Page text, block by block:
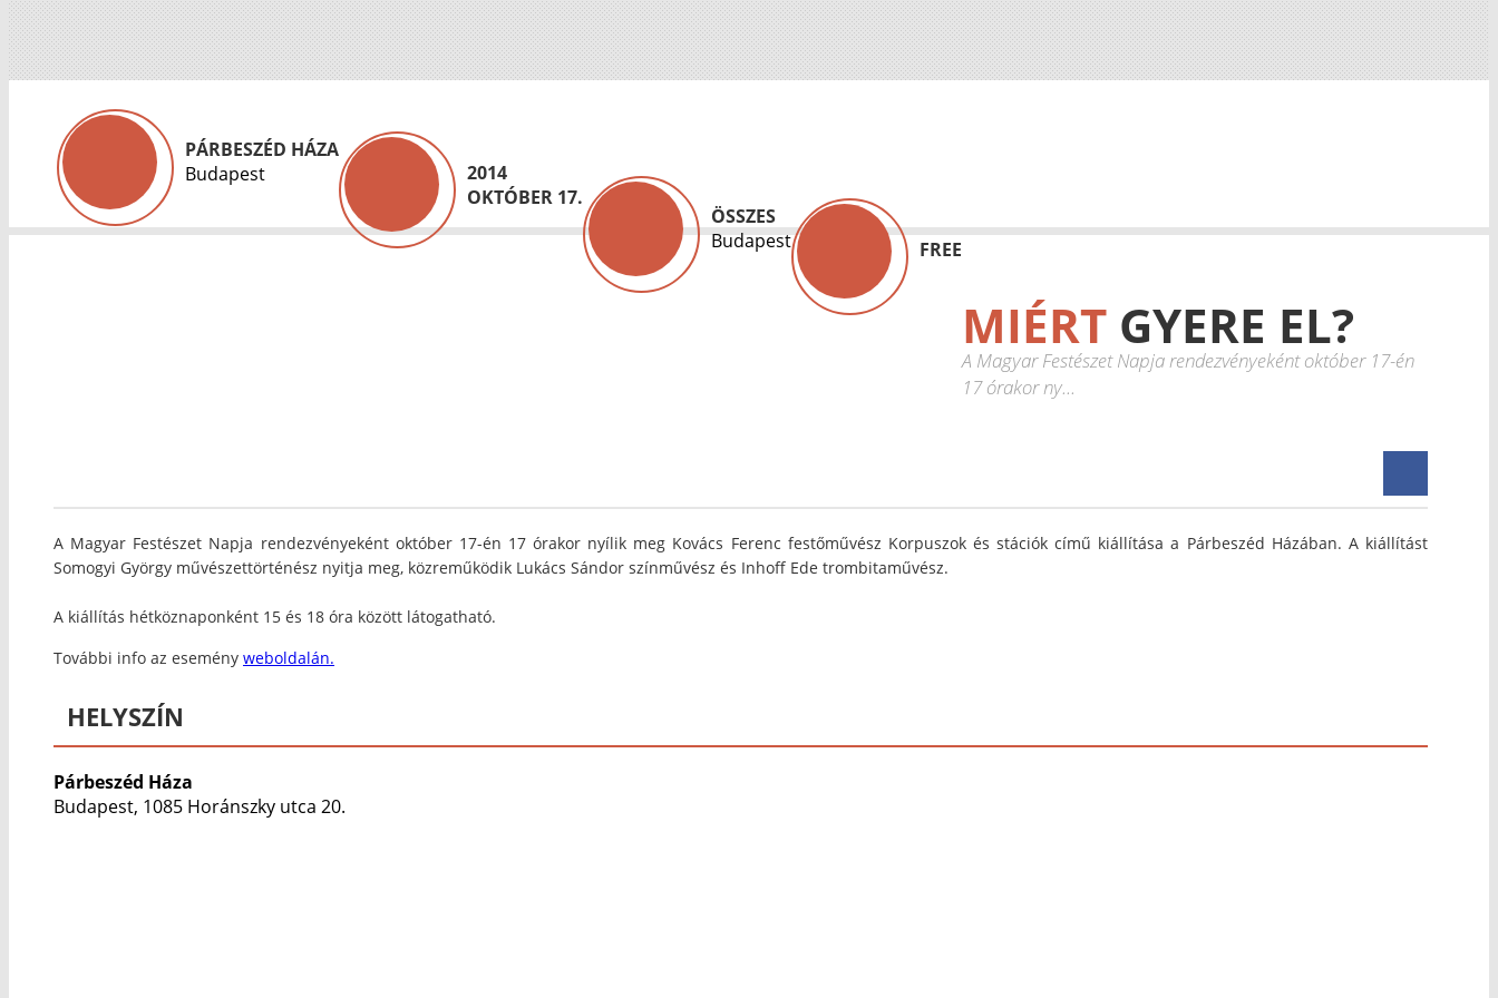
PÁRBESZÉD HÁZA
Budapest
2014
OKTÓBER 17.
ÖSSZES
Budapest
FREE
MIÉRT GYERE EL?
A Magyar Festészet Napja rendezvényeként október 17-én
17 órakor ny...
A Magyar Festészet Napja rendezvényeként október 17-én 17 órakor nyílik meg Kovács Ferenc festőművész Korpuszok és stációk című kiállítása a Párbeszéd Házában. A kiállítást
Somogyi György művészettörténész nyitja meg, közreműködik Lukács Sándor színművész és Inhoff Ede trombitaművész.
A kiállítás hétköznaponként 15 és 18 óra között látogatható.
További info az esemény weboldalán.
HELYSZÍN
Párbeszéd Háza
Budapest, 1085 Horánszky utca 20.